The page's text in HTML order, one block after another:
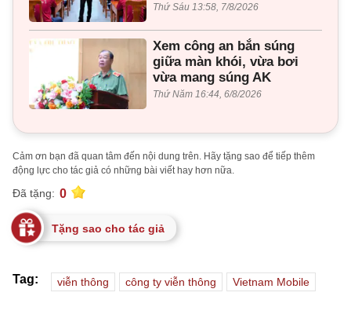
Thứ Sáu 13:58, 7/8/2026
Xem công an bắn súng
giữa màn khói, vừa bơi
vừa mang súng AK
Thứ Năm 16:44, 6/8/2026
Cảm ơn bạn đã quan tâm đến nội dung trên. Hãy tặng sao để tiếp thêm
động lực cho tác giả có những bài viết hay hơn nữa.
Đã tặng: 0
Tặng sao cho tác giả
Tag: viễn thông công ty viễn thông Vietnam Mobile